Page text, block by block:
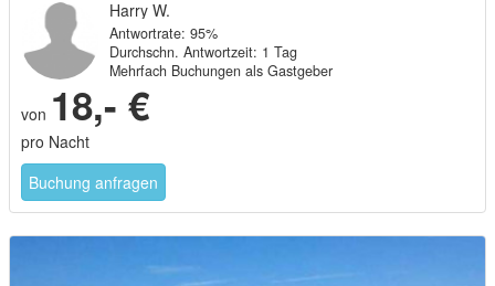
Harry W.
Antwortrate: 95%
Durchschn. Antwortzeit: 1 Tag
Mehrfach Buchungen als Gastgeber
von 18,- €
pro Nacht
Buchung anfragen